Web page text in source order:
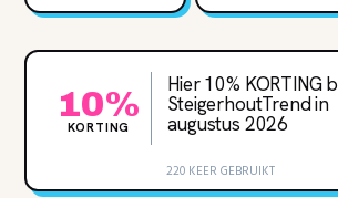
10%
KORTING
Hier 10% KORTING
SteigerhoutTrend in
augustus 2026
220 KEER GEBRUIKT